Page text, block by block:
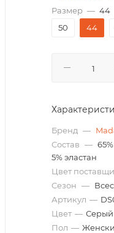
Размер — 44
50
44
Бренд —
Состав —
5% эластан
Цвет
Сезон —
Артикул —
Цвет — Серый
Пол —